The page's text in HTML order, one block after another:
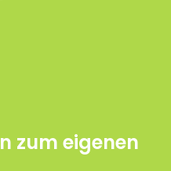
zum eigenen